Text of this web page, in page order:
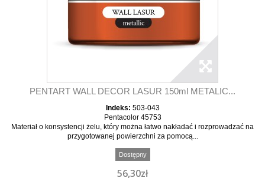
PENTART WALL DECOR LASUR 150ml METALIC...
Indeks: 503-043
Pentacolor 45753
Materiał o konsystencji żelu, który można łatwo nakładać i rozprowadzać na
przygotowanej powierzchni za pomocą...
Dostępny
56,30zł